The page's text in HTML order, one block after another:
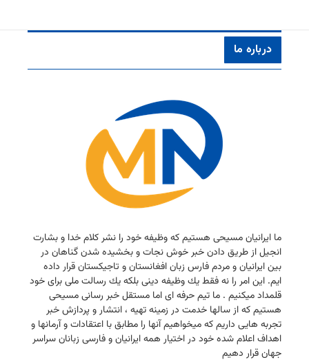
درباره ما
ما ایرانیان مسیحی هستیم كه وظیفه خود را نشر كلام خدا و بشارت
انجیل از طریق دادن خبر خوش نجات و بخشیده شدن گناهان در
بین ایرانیان و مردم فارس زبان افغانستان و تاجیكستان قرار داده
ایم. این امر را نه فقط یك وظیفه دینی بلكه یك رسالت ملی برای خود
قلمداد میكنیم . ما تیم حرفه ای اما مستقل خبر رسانی مسیحی
هستیم كه از سالها خدمت در زمینه تهیه ، انتشار و پردازش خبر
تجربه هایی داریم كه میخواهیم آنها را مطابق با اعتقادات و آرمانها و
اهداف اعلام شده خود در اختیار همه ایرانیان و فارسی زبانان سراسر
جهان قرار دهیم